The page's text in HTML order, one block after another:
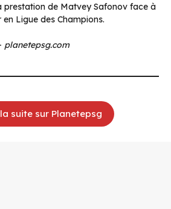
prestation de Matvey Safonov face à
Ligue des Champions.
planetepsg.com
suite sur Planetepsg